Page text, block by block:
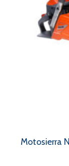
Motosierra